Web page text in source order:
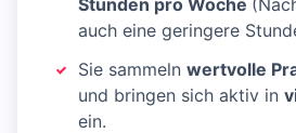
Stunden pro Woche
auch eine geringere
Sie sammeln wertvolle
und bringen sich aktiv in
ein.